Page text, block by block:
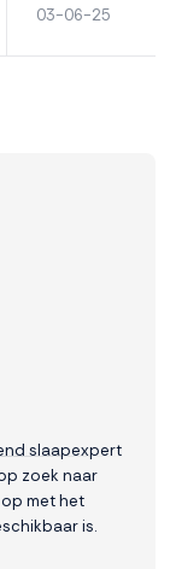
03-06-25
slaapexpert
zoek naar
met het
is.